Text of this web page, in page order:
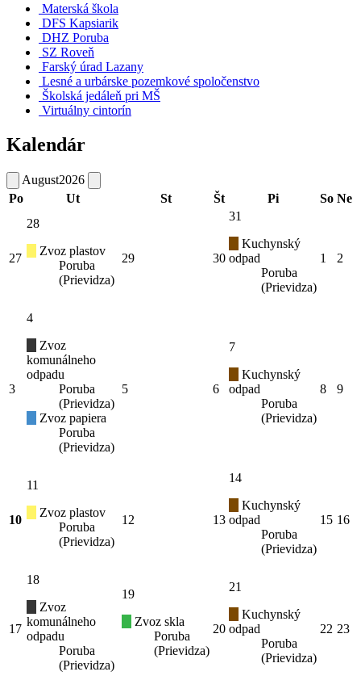
Materská škola
DFS Kapsiarik
DHZ Poruba
SZ Roveň
Farský úrad Lazany
Lesné a urbárske pozemkové spoločenstvo
Školská jedáleň pri MŠ
Virtuálny cintorín
Kalendár
August2026
Po
Ut St Št Pi So Ne
27
28
Zvoz plastov
Poruba
(Prievidza)
29 30
31
Kuchynský
odpad
Poruba
(Prievidza)
1 2
3
4
Zvoz
komunálneho
odpadu
Poruba
(Prievidza)
Zvoz papiera
Poruba
(Prievidza)
5 6
7
Kuchynský
odpad
Poruba
(Prievidza)
8 9
10
11
Zvoz plastov
Poruba
(Prievidza)
12 13
14
Kuchynský
odpad
Poruba
(Prievidza)
15 16
17
18
Zvoz
komunálneho
odpadu
Poruba
(Prievidza)
19
Zvoz skla
Poruba
(Prievidza)
20
21
Kuchynský
odpad
Poruba
(Prievidza)
22 23